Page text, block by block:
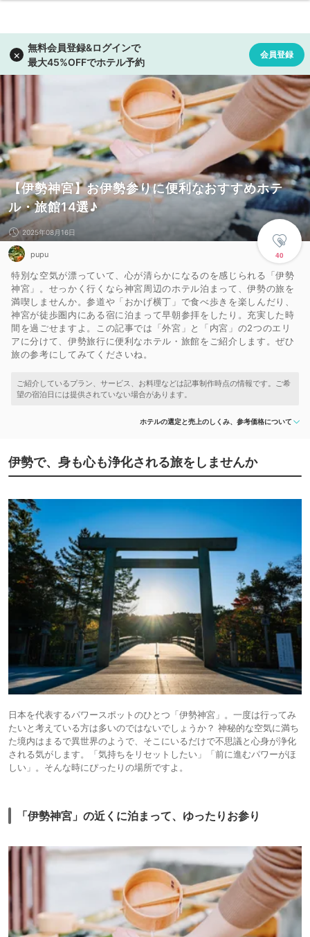
【伊勢神宮】お伊勢参りに便利なおすすめホテ
ル・旅館14選♪
40
2025年08月16日
pupu
特別な空気が漂っていて、心が清らかになるのを感じられる「伊勢
神宮」。せっかく行くなら神宮周辺のホテル泊まって、伊勢の旅を
満喫しませんか。参道や「おかげ横丁」で食べ歩きを楽しんだり、
神宮が徒歩圏内にある宿に泊まって早朝参拝をしたり。充実した時
間を過ごせますよ。この記事では「外宮」と「内宮」の2つのエリ
アに分けて、伊勢旅行に便利なホテル・旅館をご紹介します。ぜひ
旅の参考にしてみてくださいね。
ホテルの選定と売上のしくみ、参考価格について
伊勢で、身も心も浄化される旅をしませんか
日本を代表するパワースポットのひとつ「伊勢神宮」。一度は行ってみ
たいと考えている方は多いのではないでしょうか？ 神秘的な空気に満ち
た境内はまるで異世界のようで、そこにいるだけで不思議と心身が浄化
される気がします。「気持ちをリセットしたい」「前に進むパワーがほ
しい」。そんな時にぴったりの場所ですよ。
「伊勢神宮」の近くに泊まって、ゆったりお参り